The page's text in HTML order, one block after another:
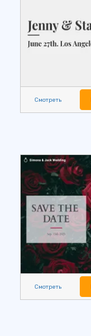
Смотреть
Смотреть